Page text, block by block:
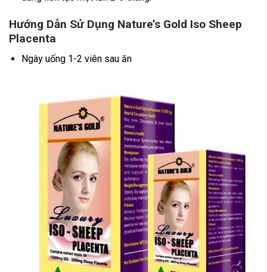
Hướng Dẫn Sử Dụng Nature’s Gold Iso Sheep
Placenta
Ngày uống 1-2 viên sau ăn